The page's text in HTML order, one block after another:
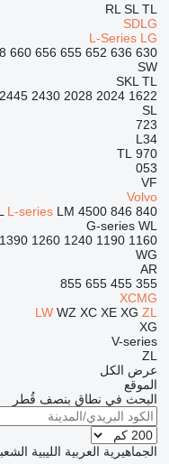
RL SL TL
SDLG
L-Series LG
630
636
652
655
656
660
SW
SKL TL
1622
2024
2028
2430
2445
SL
723
L34
970
TL
053
VF
Volvo
840
846
4500
L-series LM
G-series WL
1160
1190
1240
1260
1390
WG
AR
355
455
655
855
XCMG
LW WZ XC XE XG ZL
XG
V-series
ZL
عرض الكل
الموقع
البحث في نطاق بنصف قُطر
الجماهيرية العربية الليبية